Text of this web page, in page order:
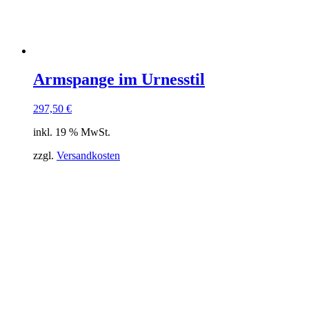
Armspange im Urnesstil
297,50 €
inkl. 19 % MwSt.
zzgl. Versandkosten